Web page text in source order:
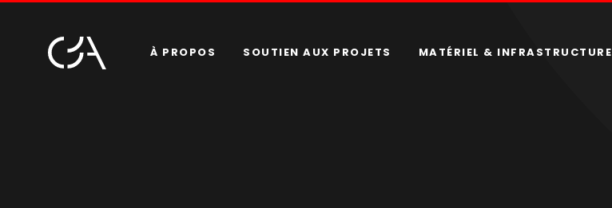
À PROPOS SOUTIEN AUX PROJETS MATÉRIEL & INFRASTRUCTURE